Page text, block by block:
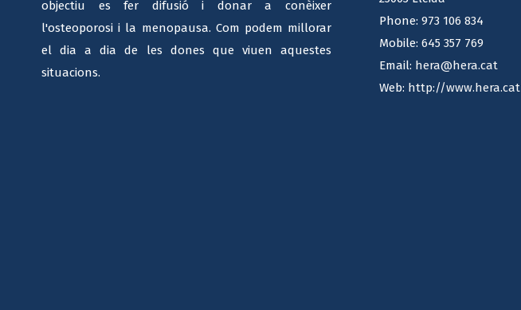
objectiu es fer difusió i donar a conèixer
l'osteoporosi i la menopausa. Com podem millorar
el dia a dia de les dones que viuen aquestes
situacions.
Phone: 973 106 834
Mobile: 645 357 769
Email: hera@hera.cat
Web: http://www.hera.cat